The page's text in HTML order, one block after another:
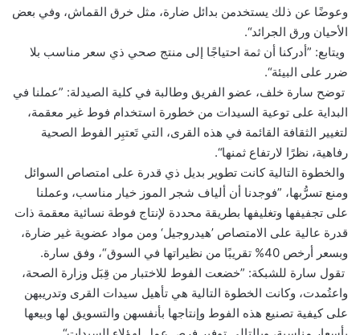
وعوضًا عن ذلك يستخدمن بدائل ضارة، مثل خرق القماش، وفي بعض
الأحيان ورق الجرائد“.
ويتابع: ”أدركنا أن ثمة احتياجًا إلى منتج صحي ذي سعر مناسب بلا
ضرر على البيئة“.
توضح سارة خلف، عضو الفريق وطالبة في كلية الصيدلة: ”عملنا في
البداية على توعية السيدات من خطورة استخدام فوط غير معقمة،
لتغيير الثقافة القائمة في هذه القرى، التي تَعتبِر الفوط الصحية
رفاهية، نظرًا لارتفاع ثمنها“.
والخطوة التالية كانت تطوير بديل ذي قدرة على امتصاص السوائل
ومنع تسرُّبها، ”فوجدنا أن ألياف شجر الموز خيار مناسب، وعملنا
على تجفيفها وتغليفها بطريقة محددة لإنتاج فوطة نسائية معقمة ذات
قدرة عالية على الامتصاص ’هيدروجيل‘ ومن مواد عضوية غير ضارة،
وبسعر أرخص 40% تقريبًا من نظيراتها في السوق“، وفق سارة.
تقول سارة للشبكة: ”خضعت الفوط للاختبار من قِبَل وزارة الصحة،
واعتُمدت، وكانت الخطوة التالية هي تأهيل سيدات القرى وتدريبهن
على كيفية تصنيع هذه الفوط وإنتاجها بأنفسهن والتسويق لها وبيعها